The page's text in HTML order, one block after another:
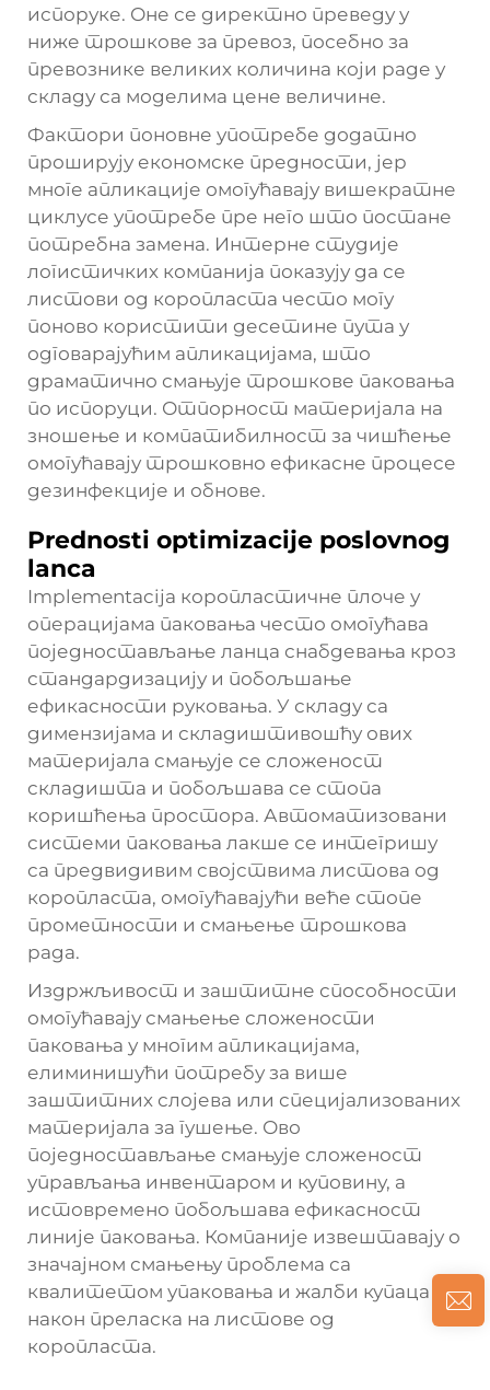
испоруке. Оне се директно преведу у
ниже трошкове за превоз, посебно за
превознике великих количина који раде у
складу са моделима цене величине.
Фактори поновне употребе додатно
проширују економске предности, јер
многе апликације омогућавају вишекратне
циклусе употребе пре него што постане
потребна замена. Интерне студије
логистичких компанија показују да се
листови од коропласта често могу
поново користити десетине пута у
одговарајућим апликацијама, што
драматично смањује трошкове паковања
по испоруци. Отпорност материјала на
зношење и компатибилност за чишћење
омогућавају трошковно ефикасне процесе
дезинфекције и обнове.
Prednosti optimizacije poslovnog
lanca
Implementacija коропластичне плоче у
операцијама паковања често омогућава
поједностављање ланца снабдевања кроз
стандардизацију и побољшање
ефикасности руковања. У складу са
димензијама и складиштивошћу ових
материјала смањује се сложеност
складишта и побољшава се стопа
коришћења простора. Автоматизовани
системи паковања лакше се интегришу
са предвидивим својствима листова од
коропласта, омогућавајући веће стопе
прометности и смањење трошкова
рада.
Издржљивост и заштитне способности
омогућавају смањење сложености
паковања у многим апликацијама,
елиминишући потребу за више
заштитних слојева или специјализованих
материјала за гушење. Ово
поједностављање смањује сложеност
управљања инвентаром и куповину, а
истовремено побољшава ефикасност
линије паковања. Компаније извештавају о
значајном смањењу проблема са
квалитетом упаковања и жалби купаца
након преласка на листове од
коропласта.